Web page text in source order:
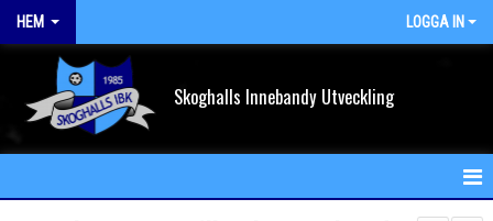
HEM LOGGA IN
Skoghalls Innebandy Utveckling